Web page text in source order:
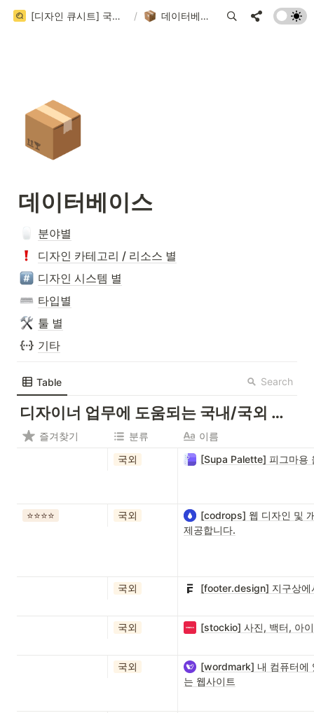
[디자인 큐시트] 국내/국외 디자인 레퍼런스 사이트 999+ 모음집 (202 / 999+) / 데이터베이스
📦
데이터베이스
분야별
디자인 카테고리 / 리소스 별
디자인 시스템 별
타입별
툴 별
기타
Table Search
디자이너 업무에 도움되는 국내/국외 디자인 참고 외 사이트 999+ 모음집
즐겨찾기 분류
이름
국외
[Supa Palette] 피그마용
⭐️⭐️⭐️⭐️ 국외
[codrops] 웹 디자인 및
제공합니다.
국외 [footer.design] 지구상에
국외 [stockio] 사진, 백터, 아
국외
[wordmark] 내 컴퓨터에
는 웹사이트